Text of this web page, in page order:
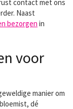
contact met ons
Naast
bezorgen in
voor
manier om
dé